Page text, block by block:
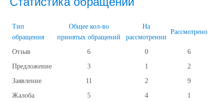
Тип
обращения
Общее кол-во
принятых обращений
На
рассмотрении
Рассмотрено
Отзыв 6 0
6
Предложение
3 1
2
Заявление
11 2
9
Жалоба
5 4
1